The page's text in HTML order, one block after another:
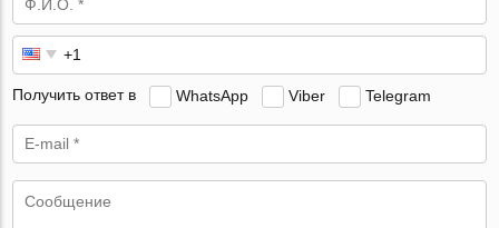
Получить ответ в WhatsApp Viber Telegram